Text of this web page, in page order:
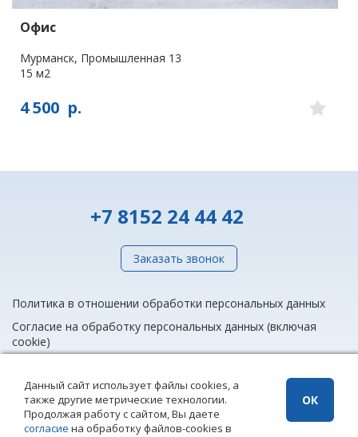
Офис
Мурманск, Промышленная 13
15 м2
4 500 р.
+7 8152 24 44 42
Заказать звонок
Политика в отношении обработки персональных данных
Согласие на обработку персональных данных (включая
cookie)
info@rieltnet.ru
© 2005 - 2026 ООО Агентство недвижимости «Риэлт» Мурманск, ул.
Данный сайт использует файлы cookies, а
также другие метрические технологии.
Продолжая работу с сайтом, Вы даете
согласие на обработку файлов-cookies в
ОК